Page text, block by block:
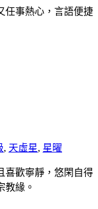
任事熱心，言語便捷
, 天虛星, 星曜
喜歡寧靜，悠閑自得
教緣。